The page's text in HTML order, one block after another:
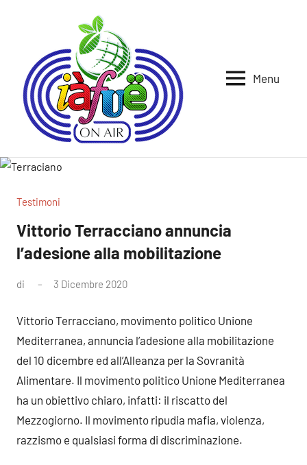
Iafue
Menu
Testimoni
Vittorio Terracciano annuncia
l’adesione alla mobilitazione
di 3 Dicembre 2020
Vittorio Terracciano, movimento politico Unione
Mediterranea, annuncia l’adesione alla mobilitazione
del 10 dicembre ed all’Alleanza per la Sovranità
Alimentare. Il movimento politico Unione Mediterranea
ha un obiettivo chiaro, infatti: il riscatto del
Mezzogiorno. Il movimento ripudia mafia, violenza,
razzismo e qualsiasi forma di discriminazione.